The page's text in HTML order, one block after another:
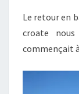
Le retour en
croate
commençait